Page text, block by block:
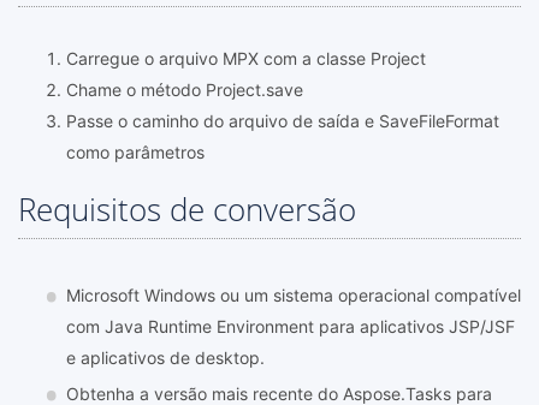
Carregue o arquivo MPX com a classe Project
Chame o método Project.save
Passe o caminho do arquivo de saída e SaveFileFormat
como parâmetros
Requisitos de conversão
Microsoft Windows ou um sistema operacional compatível
com Java Runtime Environment para aplicativos JSP/JSF
e aplicativos de desktop.
Obtenha a versão mais recente do Aspose.Tasks para